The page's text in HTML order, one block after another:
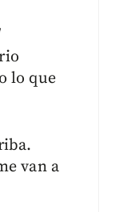
lo que
van a